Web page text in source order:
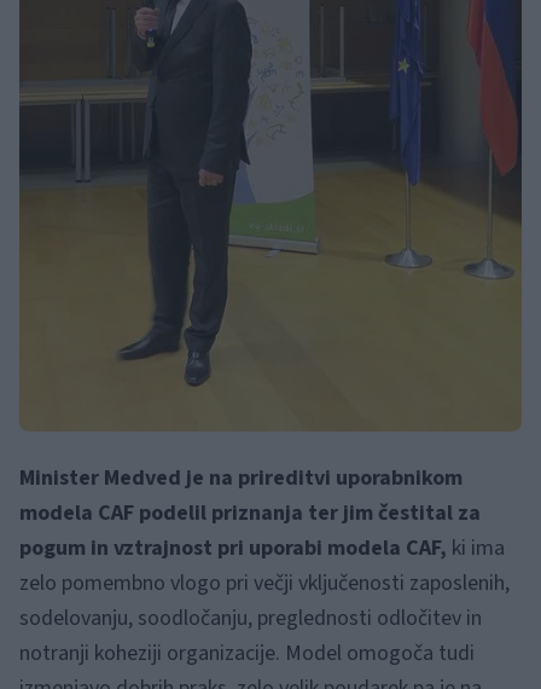
Minister Medved je na prireditvi uporabnikom
modela CAF podelil priznanja ter jim čestital za
pogum in vztrajnost pri uporabi modela CAF, ki ima
zelo pomembno vlogo pri večji vključenosti zaposlenih,
sodelovanju, soodločanju, preglednosti odločitev in
notranji koheziji organizacije. Model omogoča tudi